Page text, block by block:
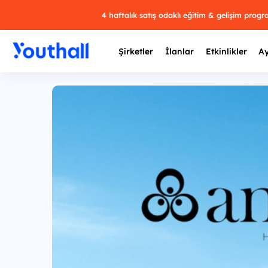
4 haftalık satış odaklı eğitim & gelişim
Şirketler İlanlar Etkinlikler